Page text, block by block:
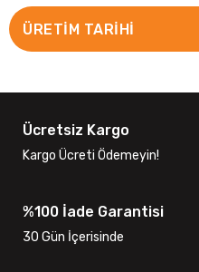
ÜRETİM TARİHİ
Ücretsiz Kargo
Kargo Ücreti Ödemeyin!
%100 İade Garantisi
30 Gün İçerisinde